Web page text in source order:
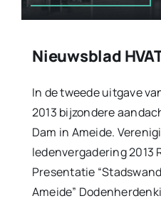
Nieuwsblad
In de tweede uitgave
2013 bijzondere
Dam in Ameide.
ledenvergadering 2013
Presentatie
Ameide”